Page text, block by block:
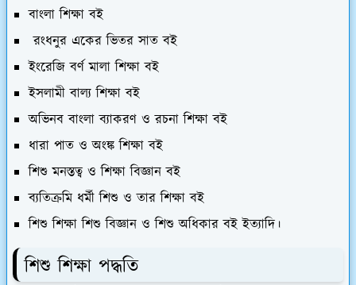
বাংলা শিক্ষা বই
রংধনুর একের ভিতর সাত বই
ইংরেজি বর্ণ মালা শিক্ষা বই
ইসলামী বাল্য শিক্ষা বই
অভিনব বাংলা ব্যাকরণ ও রচনা শিক্ষা বই
ধারা পাত ও অংঙ্ক শিক্ষা বই
শিশু মনস্তত্ব ও শিক্ষা বিজ্ঞান বই
ব্যতিক্রমি ধর্মী শিশু ও তার শিক্ষা বই
শিশু শিক্ষা শিশু বিজ্ঞান ও শিশু অধিকার বই ইত্যাদি।
শিশু শিক্ষা পদ্ধতি